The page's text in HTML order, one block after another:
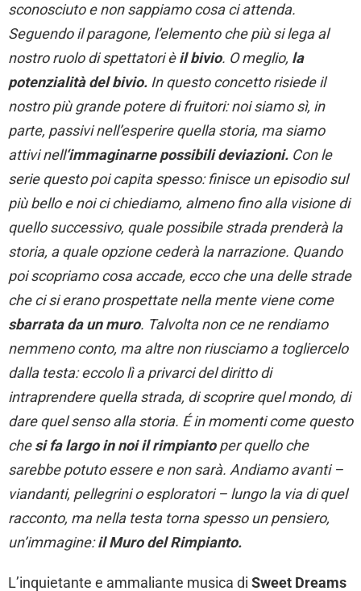
sconosciuto e non sappiamo cosa ci attenda.
Seguendo il paragone, l’elemento che più si lega al
nostro ruolo di spettatori èil bivio. O meglio, la
potenzialità del bivio. In questo concetto risiede il
nostro più grande potere di fruitori: noi siamo sì, in
parte, passivi nell’esperire quella storia, ma siamo
attivi nell‘immaginarne possibili deviazioni. Con le
serie questo poi capita spesso: finisce un episodio sul
più bello e noi ci chiediamo, almeno fino alla visione di
quello successivo, quale possibile strada prenderà la
storia, a quale opzione cederà la narrazione. Quando
poi scopriamo cosa accade, ecco che una delle strade
che ci si erano prospettate nella mente viene come
sbarrata da un muro. Talvolta non ce ne rendiamo
nemmeno conto, ma altre non riusciamo a togliercelo
dalla testa: eccolo lì a privarci del diritto di
intraprendere quella strada, di scoprire quel mondo, di
dare quel senso alla storia. É in momenti come questo
chesi fa largo in noi il rimpiantoper quello che
sarebbe potuto essere e non sarà. Andiamo avanti –
viandanti, pellegrini o esploratori – lungo la via di quel
racconto, ma nella testa torna spesso un pensiero,
un’immagine:il Muro del Rimpianto.
L’inquietante e ammaliante musica di Sweet Dreams